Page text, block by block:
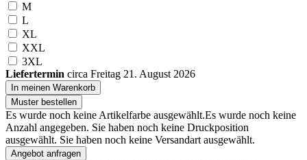
M
L
XL
XXL
3XL
Liefertermin circa Freitag 21. August 2026
In meinen Warenkorb
Muster bestellen
Es wurde noch keine Artikelfarbe ausgewählt.Es wurde noch keine
Anzahl angegeben. Sie haben noch keine Druckposition
ausgewählt. Sie haben noch keine Versandart ausgewählt.
Angebot anfragen